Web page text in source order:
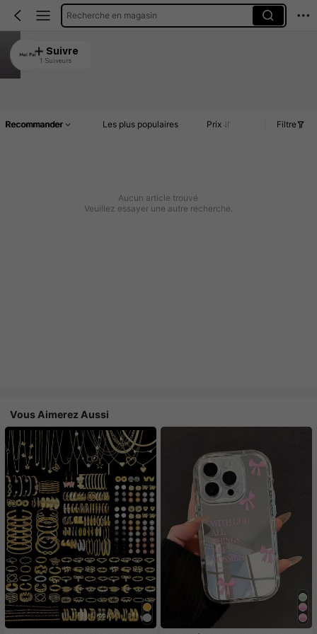
Recherche en magasin
Mei Pai
5.00
Suivre
1 Suiveurs
Recommander Les plus populaires Prix Filtre
Aucun article trouvé
Veuillez essayer une autre recherche.
Vous Aimerez Aussi